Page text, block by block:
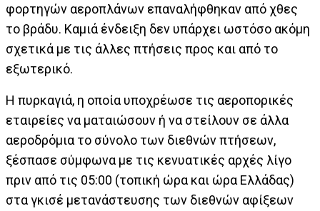
φορτηγών αεροπλάνων επαναλήφθηκαν από χθες
το βράδυ. Καμιά ένδειξη δεν υπάρχει ωστόσο ακόμη
σχετικά με τις άλλες πτήσεις προς και από το
εξωτερικό.
Η πυρκαγιά, η οποία υποχρέωσε τις αεροπορικές
εταιρείες να ματαιώσουν ή να στείλουν σε άλλα
αεροδρόμια το σύνολο των διεθνών πτήσεων,
ξέσπασε σύμφωνα με τις κενυατικές αρχές λίγο
πριν από τις 05:00 (τοπική ώρα και ώρα Ελλάδας)
στα γκισέ μετανάστευσης των διεθνών αφίξεων